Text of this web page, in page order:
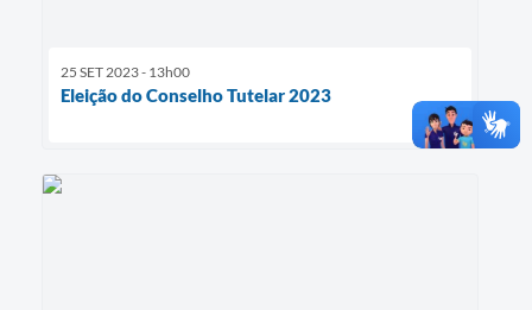
25 SET 2023 - 13h00
Eleição do Conselho Tutelar 2023